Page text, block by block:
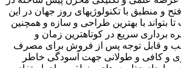
و منطبق با تکنولوژیهای روز جهان در این
بتواند با بهترین طراحی و سازه و همچنین
برداری سریع در کوتاهترین زمان و
و قابل توجه پس از فروش برای مصرف
و کافی و طولانی جهت آسودگی خاطر